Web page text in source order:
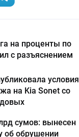
на проценты по
с разъяснением
условия
на Kia Sonet со
сумов: вынесен
об обрушении